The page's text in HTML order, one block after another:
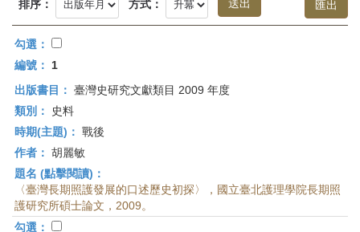
首
頁
排序： 方式：
勾選：
編號：
1
出版書目： 臺灣史研究文獻類目 2009 年度
類別：
史料
時期(主題)： 戰後
作者： 胡麗敏
題名 (點擊閱讀)：
〈臺灣長期照護發展的口述歷史初探〉，國立臺北護理學院長期照
護研究所碩士論文，2009。
勾選：